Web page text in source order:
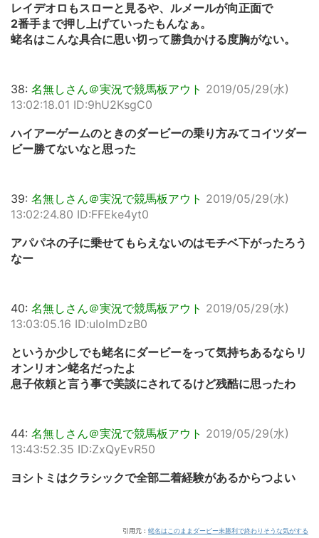
レイデオロもスローと見るや、ルメールが向正面で
2番手まで押し上げていったもんなぁ。
蛯名はこんな具合に思い切って勝負かける度胸がない。
38: 名無しさん＠実況で競馬板アウト 2019/05/29(水)
13:02:18.01 ID:9hU2KsgC0
ハイアーゲームのときのダービーの乗り方みてコイツダー
ビー勝てないなと思った
39: 名無しさん＠実況で競馬板アウト 2019/05/29(水)
13:02:24.80 ID:FFEke4yt0
アパパネの子に乗せてもらえないのはモチベ下がったろう
なー
40: 名無しさん＠実況で競馬板アウト 2019/05/29(水)
13:03:05.16 ID:uIoImDzB0
というか少しでも蛯名にダービーをって気持ちあるならリ
オンリオン蛯名だったよ
息子依頼と言う事で美談にされてるけど残酷に思ったわ
44: 名無しさん＠実況で競馬板アウト 2019/05/29(水)
13:43:52.35 ID:ZxQyEvR50
ヨシトミはクラシックで全部二着経験があるからつよい
引用元： 蛯名はこのままダービー未勝利で終わりそうな気がする